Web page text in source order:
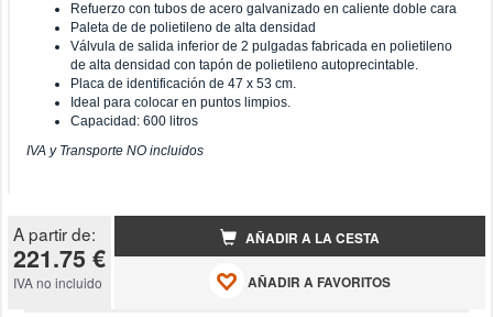
Refuerzo con tubos de acero galvanizado en caliente doble cara
Paleta de de polietileno de alta densidad
Válvula de salida inferior de 2 pulgadas fabricada en polietileno
de alta densidad con tapón de polietileno autoprecintable.
Placa de identificación de 47 x 53 cm.
Ideal para colocar en puntos limpios.
Capacidad: 600 litros
IVA y Transporte NO incluidos
A partir de:
221.75 €
IVA no incluido
AÑADIR A LA CESTA
AÑADIR A FAVORITOS